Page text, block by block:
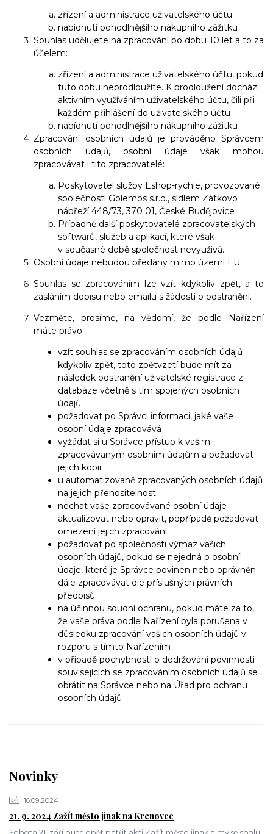
Novinky
16.09.2024
21. 9. 2024 Zažít město jinak na Krenovce
zřízení a administrace uživatelského účtu
nabídnutí pohodlnějšího nákupního zážitku
Souhlas udělujete na zpracování po dobu 10 let a to za
účelem:
zřízení a administrace uživatelského účtu, pokud
tuto dobu neprodloužíte. K prodloužení dochází
aktivním využíváním uživatelského účtu, čili při
každém přihlášení do uživatelského účtu
nabídnutí pohodlnějšího nákupního zážitku
Zpracování osobních údajů je prováděno Správcem
osobních údajů, osobní údaje však mohou
zpracovávat i tito zpracovatelé:
Poskytovatel služby Eshop-rychle, provozované
společností Golemos s.r.o., sídlem Zátkovo
nábřeží 448/73, 370 01, České Budějovice
Případně další poskytovatelé zpracovatelských
softwarů, služeb a aplikací, které však
v současné době společnost nevyužívá.
Osobní údaje nebudou předány mimo území EU.
Souhlas se zpracováním lze vzít kdykoliv zpět, a to
zasláním dopisu nebo emailu s žádostí o odstranění.
Vezměte, prosíme, na vědomí, že podle Nařízení
máte právo:
vzít souhlas se zpracováním osobních údajů
kdykoliv zpět, toto zpětvzetí bude mít za
následek odstranění uživatelské registrace z
databáze včetně s tím spojených osobních
údajů
požadovat po Správci informaci, jaké vaše
osobní údaje zpracovává
vyžádat si u Správce přístup k vašim
zpracovávaným osobním údajům a požadovat
jejich kopii
u automatizovaně zpracovaných osobních údajů
na jejich přenositelnost
nechat vaše zpracovávané osobní údaje
aktualizovat nebo opravit, popřípadě požadovat
omezení jejich zpracování
požadovat po společnosti výmaz vašich
osobních údajů, pokud se nejedná o osobní
údaje, které je Správce povinen nebo oprávněn
dále zpracovávat dle příslušných právních
předpisů
na účinnou soudní ochranu, pokud máte za to,
že vaše práva podle Nařízení byla porušena v
důsledku zpracování vašich osobních údajů v
rozporu s tímto Nařízením
v případě pochybností o dodržování povinností
souvisejících se zpracováním osobních údajů se
obrátit na Správce nebo na Úřad pro ochranu
osobních údajů